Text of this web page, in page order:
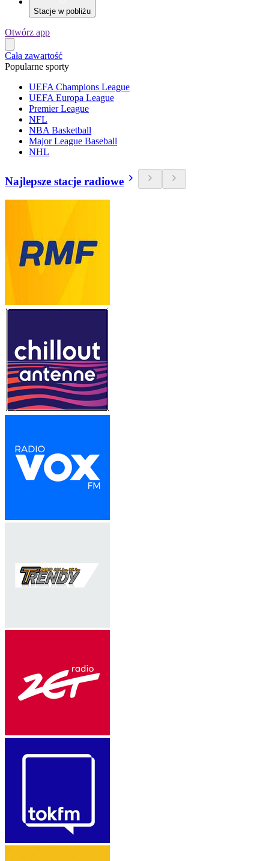
Stacje w pobliżu
Otwórz app
Cała zawartość
Popularne sporty
UEFA Champions League
UEFA Europa League
Premier League
NFL
NBA Basketball
Major League Baseball
NHL
Najlepsze stacje radiowe